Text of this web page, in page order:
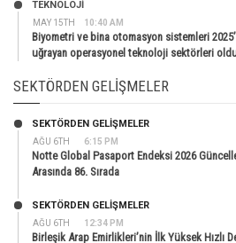
MAY 15TH 10:40 AM
TEKNOLOJİ
Biyometri ve bina otomasyon sistemleri
uğrayan operasyonel teknoloji sektörleri
SEKTÖRDEN GELIŞMELER
AĞU 6TH 6:15 PM
SEKTÖRDEN GELIŞMELER
Notte Global Pasaport Endeksi 2026
Arasında 86. Sırada
AĞU 6TH 12:34 PM
SEKTÖRDEN GELIŞMELER
Birleşik Arap Emirlikleri’nin İlk Yüksek Hızlı